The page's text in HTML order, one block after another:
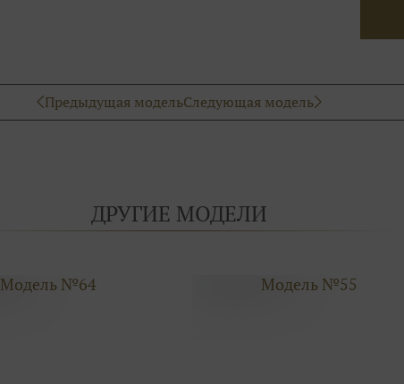
Предыдущая модельСледующая модель
ДРУГИЕ МОДЕЛИ
Модель №64 Модель №55